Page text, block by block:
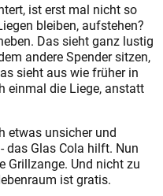
ist erst mal nicht so
bleiben, aufstehen?
Das sieht ganz lustig
andere Spender sitzen,
sieht aus wie früher in
einmal die Liege, anstatt
etwas unsicher und
das Glas Cola hilft. Nun
Grillzange. Und nicht zu
ist gratis.